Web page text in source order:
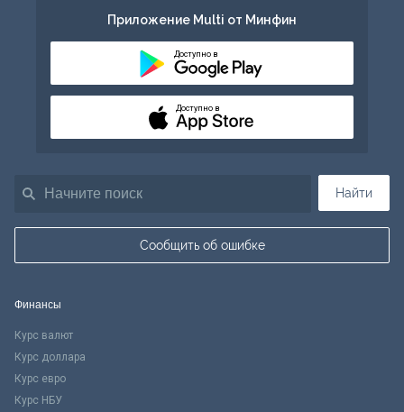
Найти
Сообщить об ошибке
Приложение Multi от Минфин
Доступно в
Доступно в
Финансы
Курс валют
Курс доллара
Курс евро
Курс НБУ